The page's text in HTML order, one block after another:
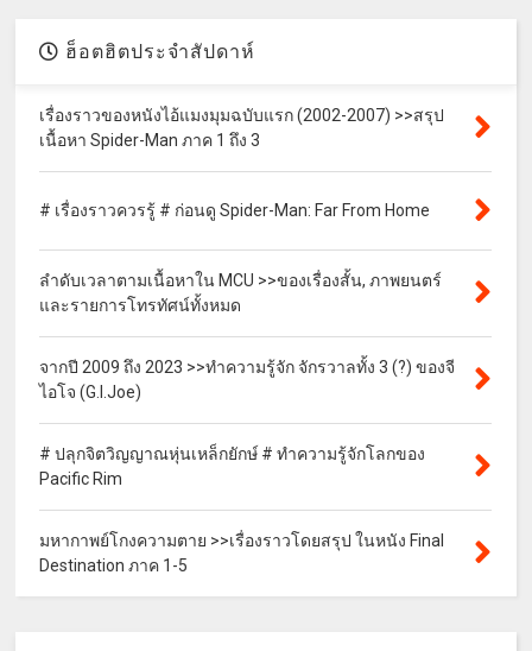
ฮ็อตฮิตประจำสัปดาห์
เรื่องราวของหนังไอ้แมงมุมฉบับแรก (2002-2007) >>สรุป
เนื้อหา Spider-Man ภาค 1 ถึง 3
# เรื่องราวควรรู้ # ก่อนดู Spider-Man: Far From Home
ลำดับเวลาตามเนื้อหาใน MCU >>ของเรื่องสั้น, ภาพยนตร์
และรายการโทรทัศน์ทั้งหมด
จากปี 2009 ถึง 2023 >>ทำความรู้จัก จักรวาลทั้ง 3 (?) ของจี
ไอโจ (G.I.Joe)
# ปลุกจิตวิญญาณหุ่นเหล็กยักษ์ # ทำความรู้จักโลกของ
Pacific Rim
มหากาพย์โกงความตาย >>เรื่องราวโดยสรุป ในหนัง Final
Destination ภาค 1-5